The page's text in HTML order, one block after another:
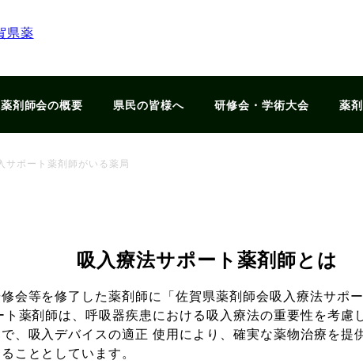
剤師会の概要 県民の皆様へ 研修会・学術大会 薬
サポート薬剤師がいる薬局
吸入療法サポート薬剤師とは
会等を修了した薬剤師に「佐賀県薬剤師会吸入療法サポ
ト薬剤師は、呼吸器疾患における吸入療法の重要性を考慮
、吸入デバイスの適正 使用により、確実な薬物治療を提
こととしています。